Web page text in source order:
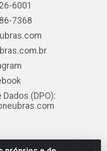
6001
7368
(DPO):
KM 82 - Prazeres,